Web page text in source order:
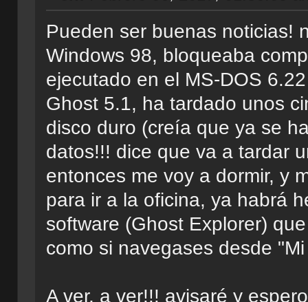
Pueden ser buenas noticias!
Windows 98, bloqueaba
ejecutado en el MS-DOS
Ghost 5.1, ha tardado unos
disco duro (creía que ya se
datos!!! dice que va a tardar
entonces me voy a dormir, y
para ir a la oficina, ya habrá
software (Ghost Explorer)
como si navegases desde
A ver, a ver!!! avisaré y